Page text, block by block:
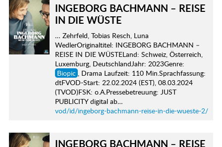
INGEBORG BACHMANN – REISE
IN DIE WÜSTE
… Zehrfeld, Tobias Resch, Luna
WedlerOriginaltitel: INGEBORG BACHMANN –
REISE IN DIE WÜSTELand: Schweiz, Österreich,
Luxemburg, DeutschlandJahr: 2023Genre:
Biopic , Drama Laufzeit: 110 Min.Sprachfassung:
dtFVOD-Start: 22.02.2024 (EST), 08.03.2024
(TVOD)FSK: o.A.Pressebetreuung: JUST
PUBLICITY digital ab…
vod/id/ingeborg-bachmann-reise-in-die-wueste-2/
INGEBORG BACHMANN – REISE